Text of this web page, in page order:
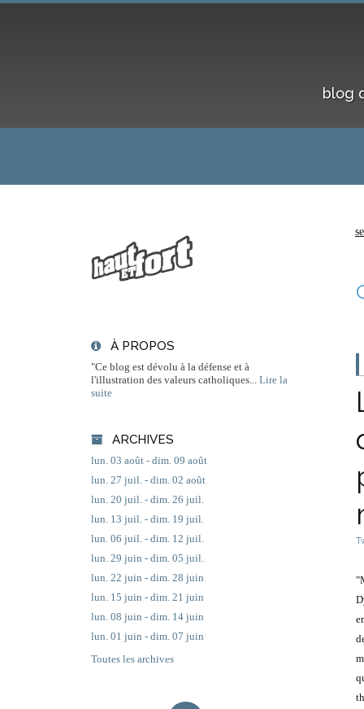
blog
À PROPOS
"Ce blog est dévolu à la défense et à
l'illustration des valeurs catholiques...
Lire la
suite
ARCHIVES
lun. 03 août - dim. 09 août
lun. 27 juil. - dim. 02 août
lun. 20 juil. - dim. 26 juil.
lun. 13 juil. - dim. 19 juil.
lun. 06 juil. - dim. 12 juil.
lun. 29 juin - dim. 05 juil.
lun. 22 juin - dim. 28 juin
lun. 15 juin - dim. 21 juin
lun. 08 juin - dim. 14 juin
lun. 01 juin - dim. 07 juin
Toutes les archives